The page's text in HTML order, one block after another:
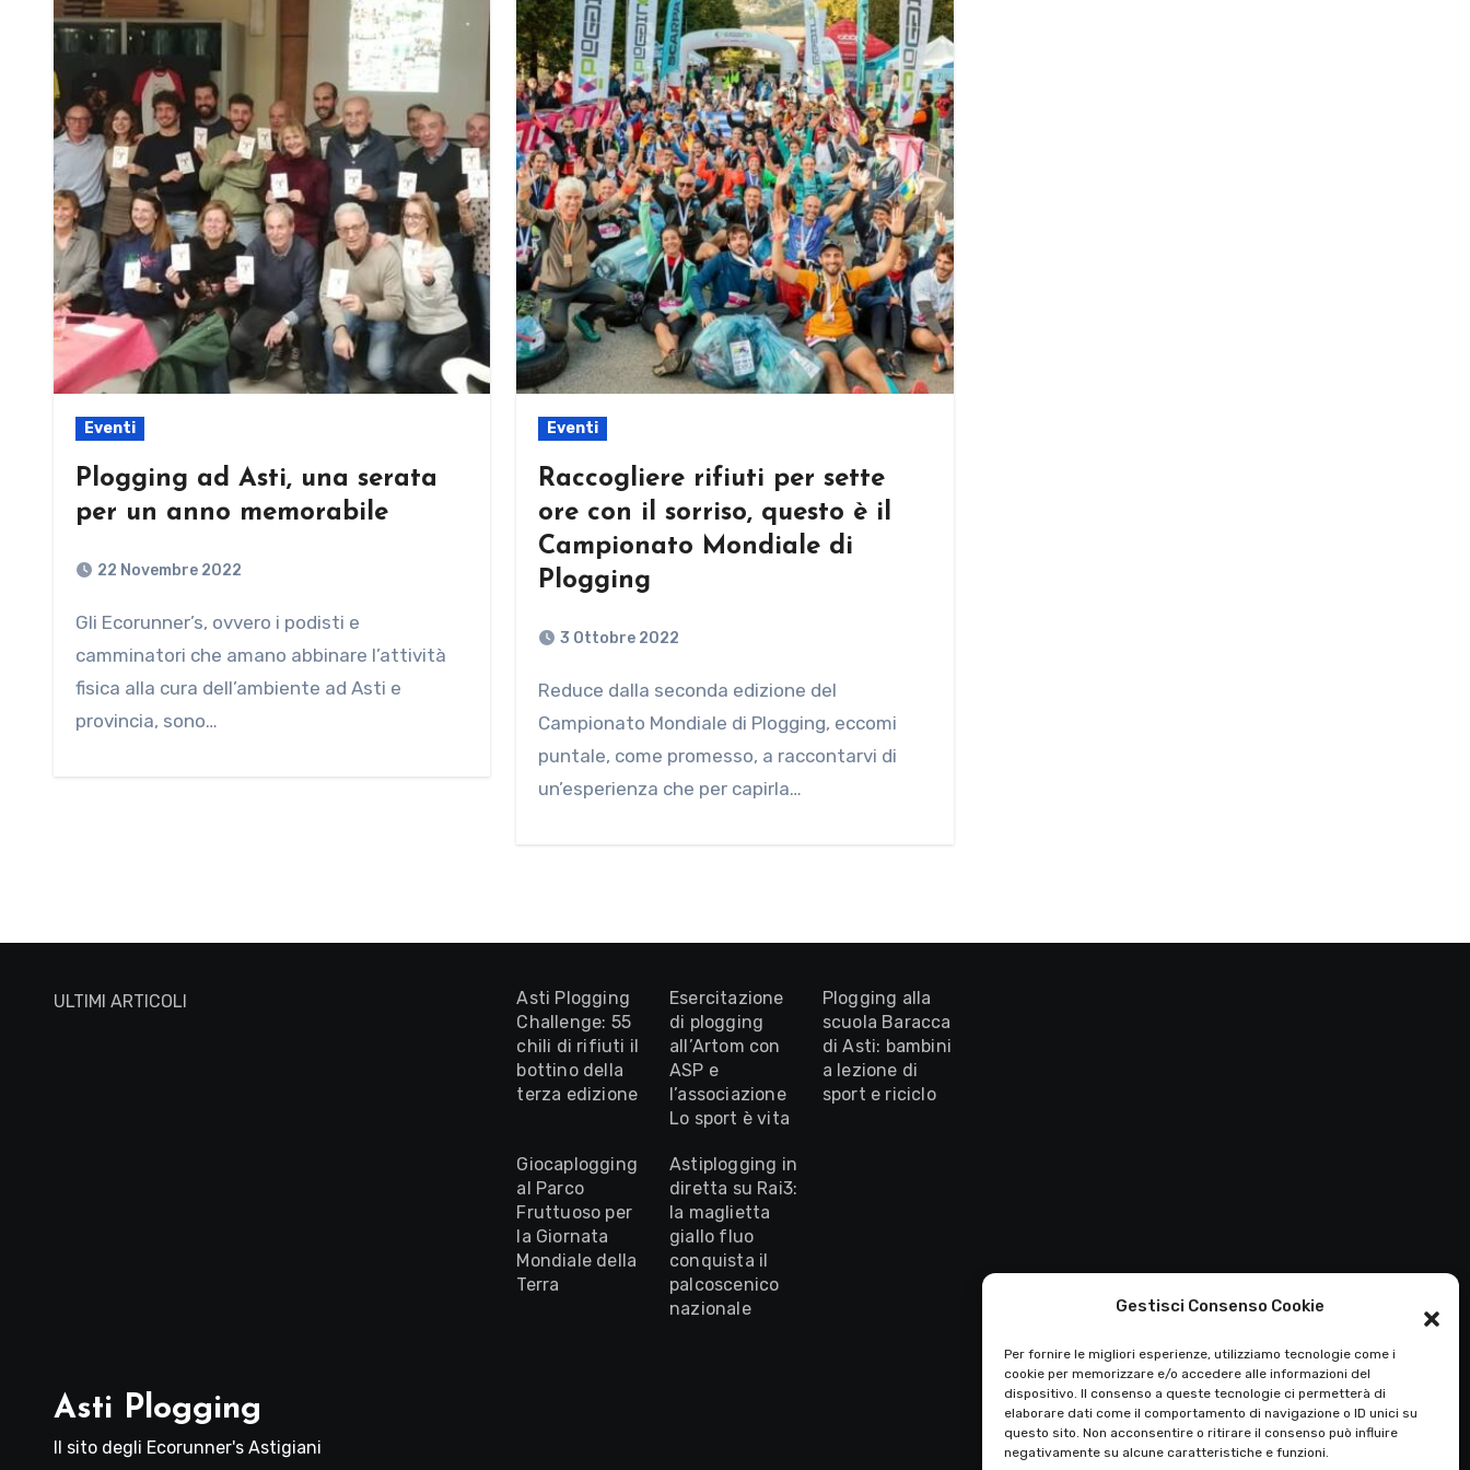
Gestisci Consenso Cookie
Per fornire le migliori esperienze, utilizziamo tecnologie come i
cookie per memorizzare e/o accedere alle informazioni del
dispositivo. Il consenso a queste tecnologie ci permetterà di
elaborare dati come il comportamento di navigazione o ID unici su
questo sito. Non acconsentire o ritirare il consenso può influire
negativamente su alcune caratteristiche e funzioni.
Eventi
Plogging ad Asti, una serata
per un anno memorabile
22 Novembre 2022
Gli Ecorunner’s, ovvero i podisti e
camminatori che amano abbinare l’attività
fisica alla cura dell’ambiente ad Asti e
provincia, sono…
Eventi
Raccogliere rifiuti per sette
ore con il sorriso, questo è il
Campionato Mondiale di
Plogging
3 Ottobre 2022
Reduce dalla seconda edizione del
Campionato Mondiale di Plogging, eccomi
puntale, come promesso, a raccontarvi di
un’esperienza che per capirla…
ULTIMI ARTICOLI
Asti Plogging
Challenge: 55
chili di rifiuti il
bottino della
terza edizione
Esercitazione
di plogging
all’Artom con
ASP e
l’associazione
Lo sport è vita
Plogging alla
scuola Baracca
di Asti: bambini
a lezione di
sport e riciclo
Giocaplogging
al Parco
Fruttuoso per
la Giornata
Mondiale della
Terra
Astiplogging in
diretta su Rai3:
la maglietta
giallo fluo
conquista il
palcoscenico
nazionale
Asti Plogging
Il sito degli Ecorunner's Astigiani